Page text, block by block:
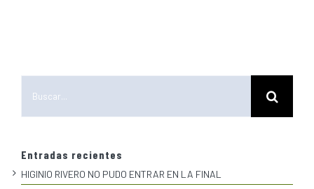
Entradas recientes
HIGINIO RIVERO NO PUDO ENTRAR EN LA FINAL